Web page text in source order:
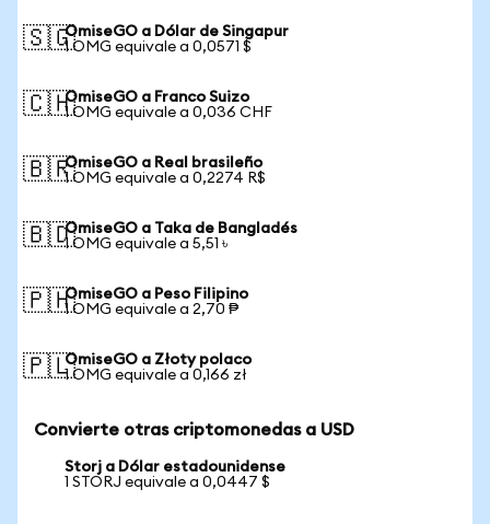
🇸🇬OmiseGO a Dólar de Singapur
1 OMG equivale a 0,0571 $
🇨🇭OmiseGO a Franco Suizo
1 OMG equivale a 0,036 CHF
🇧🇷OmiseGO a Real brasileño
1 OMG equivale a 0,2274 R$
🇧🇩OmiseGO a Taka de Bangladés
1 OMG equivale a 5,51 ৳
🇵🇭OmiseGO a Peso Filipino
1 OMG equivale a 2,70 ₱
🇵🇱OmiseGO a Złoty polaco
1 OMG equivale a 0,166 zł
Convierte otras criptomonedas a USD
Storj a Dólar estadounidense
1 STORJ equivale a 0,0447 $